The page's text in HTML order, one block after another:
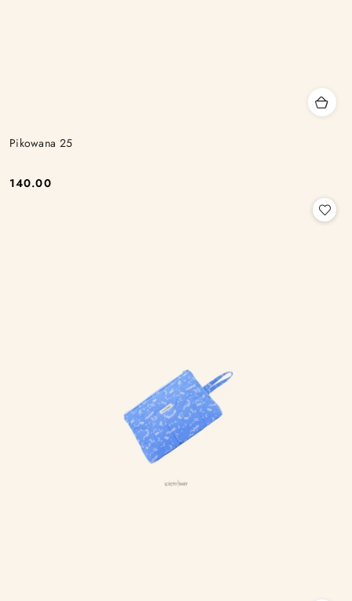
Pikowana 25
Cena:
140.00